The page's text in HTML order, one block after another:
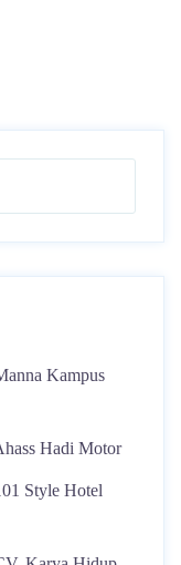
Kampus
Hadi Motor
Style Hotel